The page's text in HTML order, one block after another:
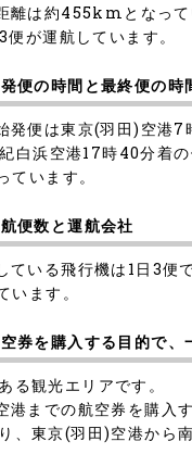
離は約455kmとなって
が運航しています。
便の時間と最終便の時
便は東京(羽田)空港
白浜空港17時40分着の
います。
便数と運航会社
いる飛行機は1日3便で
います。
券を購入する目的で、
る観光エリアです。
までの航空券を購入
、東京(羽田)空港から